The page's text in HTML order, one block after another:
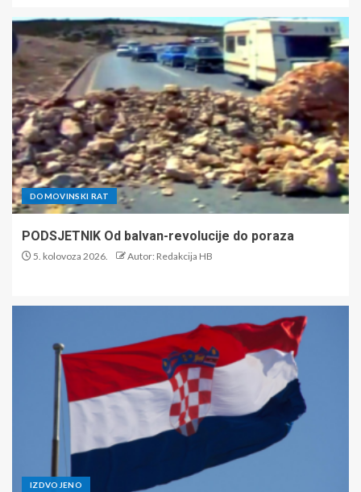
DOMOVINSKI RAT
PODSJETNIK Od balvan-revolucije do poraza
5. kolovoza 2026. Autor: Redakcija HB
IZDVOJENO